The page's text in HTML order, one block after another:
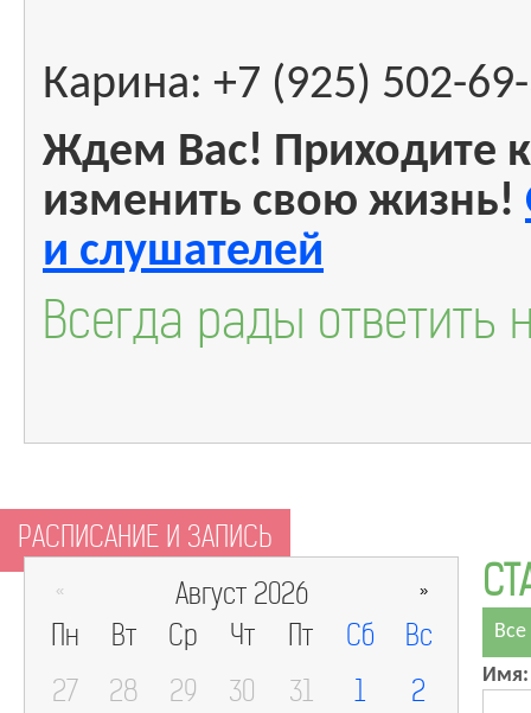
Карина: +7 (925) 502-
Ждем Вас! Приходите
изменить свою жизнь!
и слушателей
Всегда рады
РАСПИСАНИЕ И ЗАПИСЬ
« Август 2026 »
Пн Вт Ср Чт Пт Сб
Вс
27
28 29 30 31 1
2
Имя: